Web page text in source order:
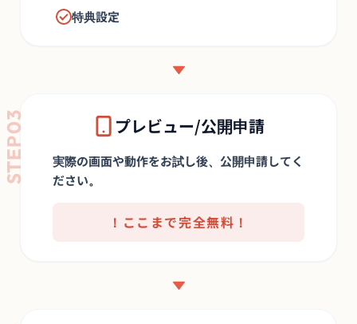
特典設定
STEP03 プレビュー/公開申請
実際の画面や動作をお試し後、公開申請してく
ださい。
！ここまで完全無料！